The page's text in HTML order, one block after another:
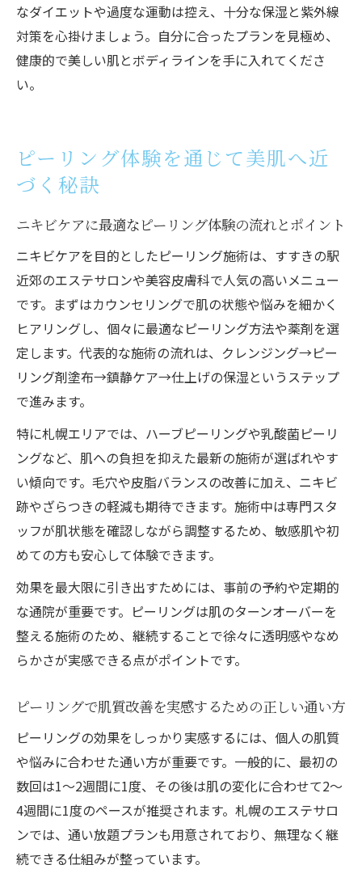
なダイエットや過度な運動は控え、十分な保湿と紫外線
対策を心掛けましょう。自分に合ったプランを見極め、
健康的で美しい肌とボディラインを手に入れてくださ
い。
ピーリング体験を通じて美肌へ近
づく秘訣
ニキビケアに最適なピーリング体験の流れとポイント
ニキビケアを目的としたピーリング施術は、すすきの駅
近郊のエステサロンや美容皮膚科で人気の高いメニュー
です。まずはカウンセリングで肌の状態や悩みを細かく
ヒアリングし、個々に最適なピーリング方法や薬剤を選
定します。代表的な施術の流れは、クレンジング→ピー
リング剤塗布→鎮静ケア→仕上げの保湿というステップ
で進みます。
特に札幌エリアでは、ハーブピーリングや乳酸菌ピーリ
ングなど、肌への負担を抑えた最新の施術が選ばれやす
い傾向です。毛穴や皮脂バランスの改善に加え、ニキビ
跡やざらつきの軽減も期待できます。施術中は専門スタ
ッフが肌状態を確認しながら調整するため、敏感肌や初
めての方も安心して体験できます。
効果を最大限に引き出すためには、事前の予約や定期的
な通院が重要です。ピーリングは肌のターンオーバーを
整える施術のため、継続することで徐々に透明感やなめ
らかさが実感できる点がポイントです。
ピーリングで肌質改善を実感するための正しい通い方
ピーリングの効果をしっかり実感するには、個人の肌質
や悩みに合わせた通い方が重要です。一般的に、最初の
数回は1〜2週間に1度、その後は肌の変化に合わせて2〜
4週間に1度のペースが推奨されます。札幌のエステサロ
ンでは、通い放題プランも用意されており、無理なく継
続できる仕組みが整っています。